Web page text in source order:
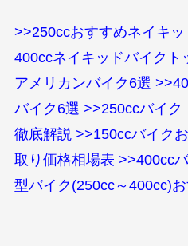
>>250ccおすすめネイキッ
400ccネイキッドバイクト
アメリカンバイク6選
バイク6選 >>250ccバイク
徹底解説 >>150ccバイク
取り価格相場表 >>400cc
型バイク(250cc～400cc)